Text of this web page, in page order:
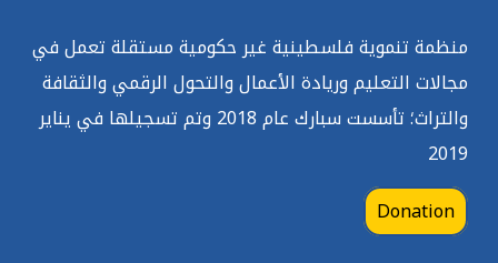
منظمة تنموية فلسطينية غير حكومية مستقلة تعمل في
مجالات التعليم وريادة الأعمال والتحول الرقمي والثقافة
والتراث؛ تأسست سبارك عام 2018 وتم تسجيلها في يناير
2019
Donation